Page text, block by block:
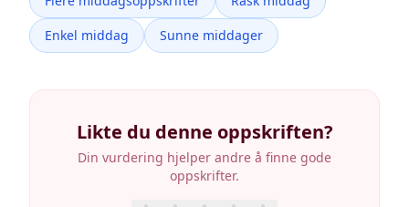
Enkel middag
Sunne middager
Likte du denne oppskriften?
Din vurdering hjelper andre å finne gode
oppskrifter.